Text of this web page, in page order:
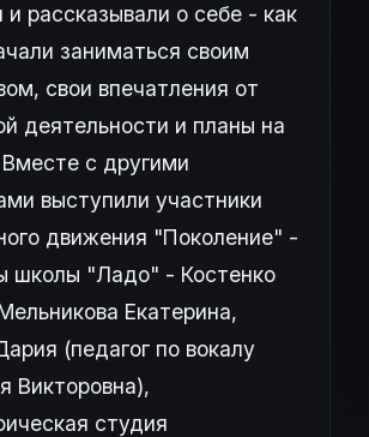
рассказывали о себе - как
заниматься своим
свои впечатления от
деятельности и планы на
с другими
выступили участники
движения "Поколение" -
школы "Ладо" - Костенко
Екатерина,
(педагог по вокалу
Викторовна),
студия